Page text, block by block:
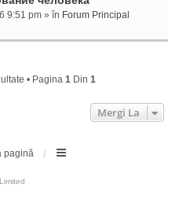
9:51 pm » în Forum Principal
• Pagina 1 Din 1
Mergi La
pagină